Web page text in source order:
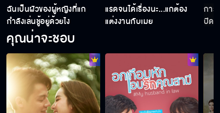
ฉันเป็นผัวของผู้หญิงที่แก
กำลังเล่นชู้อยู่ด้วยไง
แรดจนได้เรื่องนะ...แกต้อง
แต่งงานกับเมย
การ
ปิด
คุณน่าจะชอบ